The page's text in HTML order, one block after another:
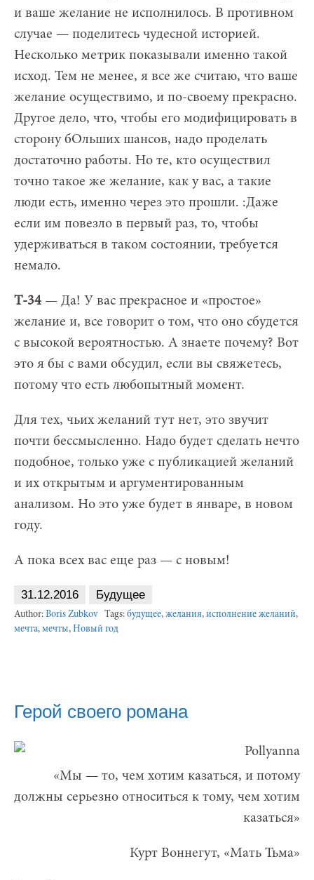
и ваше желание не исполнилось. В противном
случае — поделитесь чудесной историей.
Несколько метрик показывали именно такой
исход. Тем не менее, я все же считаю, что ваше
желание осуществимо, и по-своему прекрасно.
Другое дело, что, чтобы его модифицировать в
сторону бОльших шансов, надо проделать
достаточно работы. Но те, кто осуществил
точно такое же желание, как у вас, а такие
люди есть, именно через это прошли. :Даже
если им повезло в первый раз, то, чтобы
удерживаться в таком состоянии, требуется
немало.
Т-34 — Да! У вас прекрасное и «простое»
желание и, все говорит о том, что оно сбудется
с высокой вероятностью. А знаете почему? Вот
это я бы с вами обсудил, если вы свяжетесь,
потому что есть любопытный момент.
Для тех, чьих желаний тут нет, это звучит
почти бессмысленно. Надо будет сделать нечто
подобное, только уже с публикацией желаний
и их открытым и аргументированным
анализом. Но это уже будет в январе, в новом
году.
А пока всех вас еще раз — с новым!
31.12.2016 Будущее
Author: Boris Zubkov Tags: будущее, желания, исполнение желаний,
мечта, мечты, Новый год
Герой своего романа
«Мы — то, чем хотим казаться, и потому
должны серьезно относиться к тому, чем хотим
казаться»
Курт Воннегут, «Мать Тьма»